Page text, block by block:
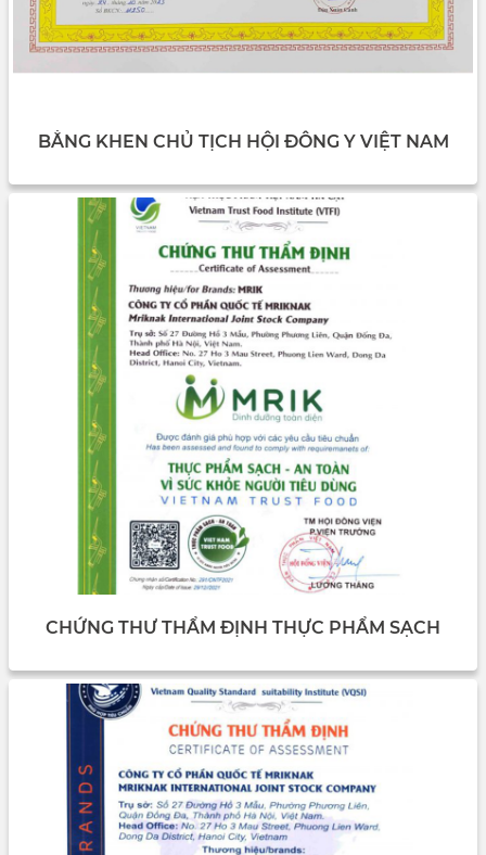
BẰNG KHEN CHỦ TỊCH HỘI ĐÔNG Y VIỆT NAM
CHỨNG THƯ THẨM ĐỊNH THỰC PHẨM SẠCH